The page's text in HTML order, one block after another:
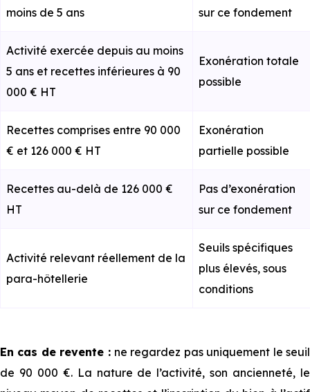
moins de 5 ans
sur ce fondement
Activité exercée depuis au moins
5 ans et recettes inférieures à 90
000 € HT
Exonération totale
possible
Recettes comprises entre 90 000
€ et 126 000 € HT
Exonération
partielle possible
Recettes au-delà de 126 000 €
HT
Pas d’exonération
sur ce fondement
Activité relevant réellement de la
para-hôtellerie
Seuils spécifiques
plus élevés, sous
conditions
En cas de revente : ne regardez pas uniquement le seuil
de 90 000 €. La nature de l’activité, son ancienneté, le